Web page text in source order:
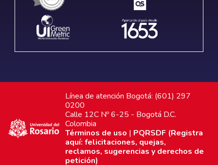
Línea de atención Bogotá: (601) 297
0200
Calle 12C Nº 6-25 - Bogotá D.C.
Colombia
Términos de uso | PQRSDF (Registra
aquí: felicitaciones, quejas,
reclamos, sugerencias y derechos de
petición)